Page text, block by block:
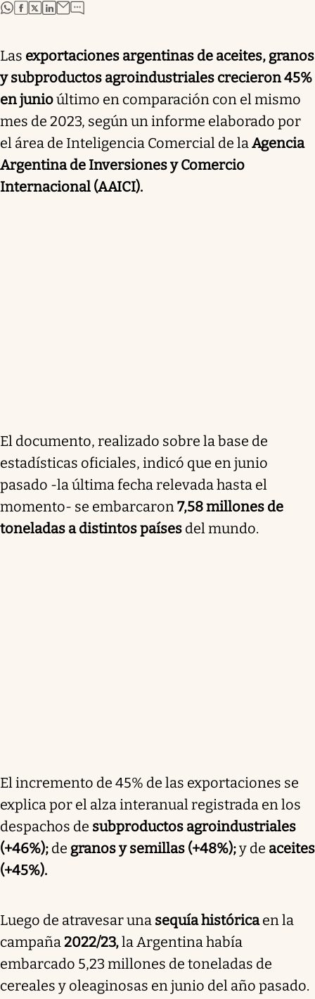
abre en nueva pestaña
abre en nueva pestaña
abre en nueva pestaña
abre en nueva pestaña
Las exportaciones argentinas de aceites, granos
y subproductos agroindustriales crecieron 45%
en junioúltimo en comparación con el mismo
mes de 2023, según un informe elaborado por
el área de Inteligencia Comercial de laAgencia
Argentina de Inversiones y Comercio
Internacional (AAICI).
El documento, realizado sobre la base de
estadísticas oficiales, indicó que en junio
pasado -la última fecha relevada hasta el
momento- se embarcaron7,58 millones de
toneladas a distintos países del mundo.
El incremento de 45% de las exportaciones se
explica por el alza interanual registrada en los
despachos de subproductos agroindustriales
(+46%); de granos y semillas (+48%);y de aceites
(+45%).
Luego de atravesar una sequía históricaen la
campaña2022/23,la Argentina había
embarcado 5,23 millones de toneladas de
cereales y oleaginosas en junio del año pasado.